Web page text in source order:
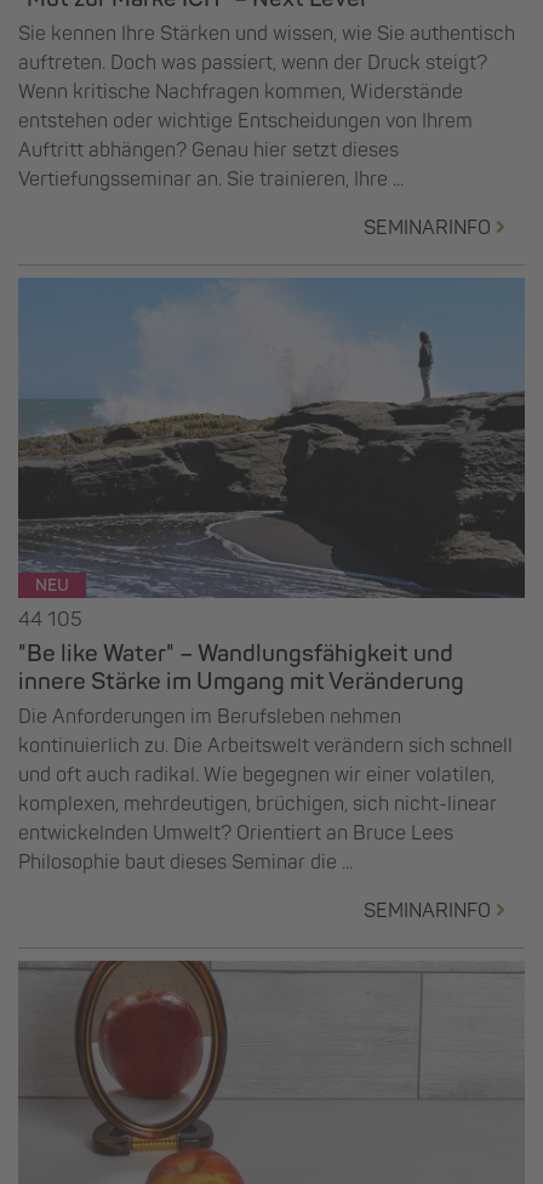
Sie kennen Ihre Stärken und wissen, wie Sie authentisch
auftreten. Doch was passiert, wenn der Druck steigt?
Wenn kritische Nachfragen kommen, Widerstände
entstehen oder wichtige Entscheidungen von Ihrem
Auftritt abhängen? Genau hier setzt dieses
Vertiefungsseminar an. Sie trainieren, Ihre ...
SEMINARINFO
NEU
44 105
"Be like Water" – Wandlungsfähigkeit und
innere Stärke im Umgang mit Veränderung
Die Anforderungen im Berufsleben nehmen
kontinuierlich zu. Die Arbeitswelt verändern sich schnell
und oft auch radikal. Wie begegnen wir einer volatilen,
komplexen, mehrdeutigen, brüchigen, sich nicht-linear
entwickelnden Umwelt? Orientiert an Bruce Lees
Philosophie baut dieses Seminar die ...
SEMINARINFO